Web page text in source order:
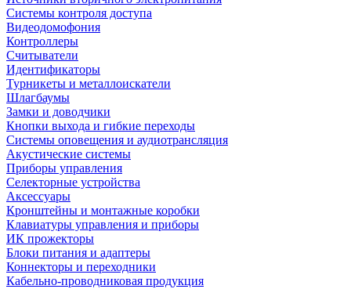
Системы контроля доступа
Видеодомофония
Контроллеры
Считыватели
Идентификаторы
Турникеты и металлоискатели
Шлагбаумы
Замки и доводчики
Кнопки выхода и гибкие переходы
Системы оповещения и аудиотрансляция
Акустические системы
Приборы управления
Селекторные устройства
Аксессуары
Кронштейны и монтажные коробки
Клавиатуры управления и приборы
ИК прожекторы
Блоки питания и адаптеры
Коннекторы и переходники
Кабельно-проводниковая продукция